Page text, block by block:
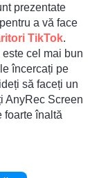
prezentate
a vă face
TikTok.
cel mai bun
încercați pe
să faceți un
AnyRec Screen
foarte înaltă